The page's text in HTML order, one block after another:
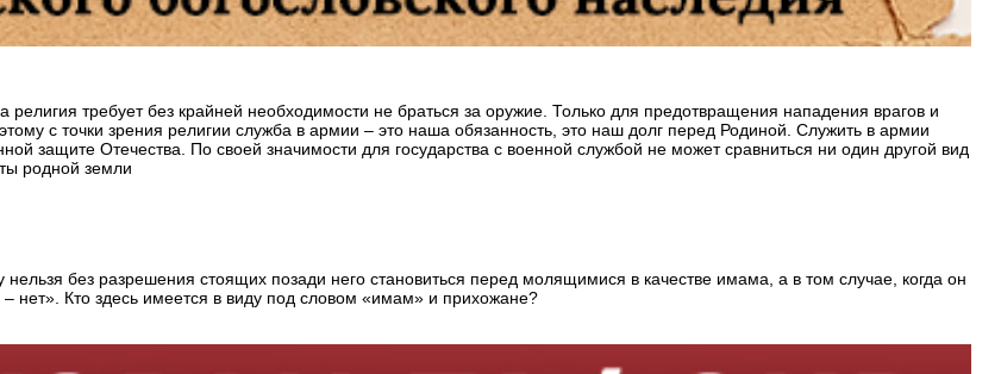
требует без крайней необходимости не браться за оружие. Только для предотвращения нападения врагов и
с точки зрения религии служба в армии – это наша обязанность, это наш долг перед Родиной. Служить в армии
защите Отечества. По своей значимости для государства с военной службой не может сравниться ни один другой вид
родной земли
без разрешения стоящих позади него становиться перед молящимися в качестве имама, а в том случае, когда он
нет». Кто здесь имеется в виду под словом «имам» и прихожане?